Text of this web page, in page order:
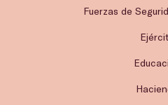
Fuerzas de